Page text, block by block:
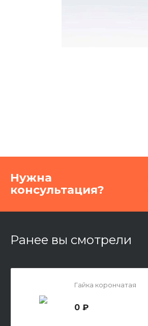
Нужна
консультация?
Ранее вы смотрели
Гайка корончатая
0 ₽